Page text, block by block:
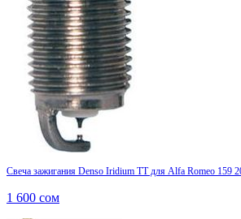
Свеча зажигания Denso Iridium TT для Alfa Romeo 159
1 600 сом